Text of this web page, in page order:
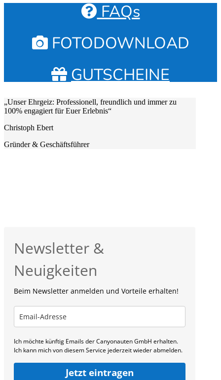
FAQs
FOTODOWNLOAD
GUTSCHEINE
„Unser Ehrgeiz: Professionell, freundlich und immer zu
100% engagiert für Euer Erlebnis“
Christoph Ebert
Gründer & Geschäftsführer
Newsletter &
Neuigkeiten
Beim Newsletter anmelden und Vorteile erhalten!
Ich möchte künftig Emails der Canyonauten GmbH erhalten.
Ich kann mich von diesem Service jederzeit wieder abmelden.
Jetzt eintragen